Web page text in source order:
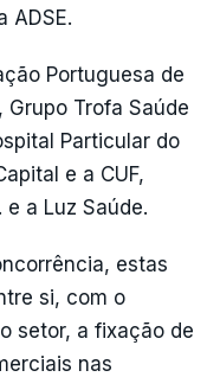
ADSE.
Portuguesa de
Grupo Trofa Saúde
Particular do
e a CUF,
e a Luz Saúde.
estas
si, com o
setor, a fixação de
nas